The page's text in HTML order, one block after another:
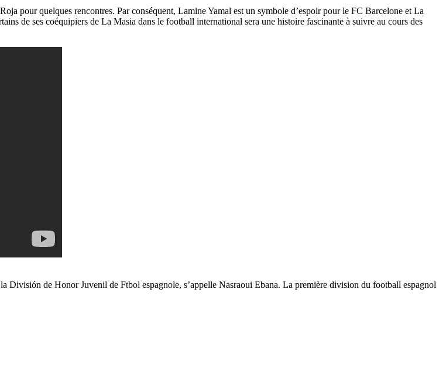
pour quelques rencontres. Par conséquent, Lamine Yamal est un symbole d’espoir pour le FC Barcelone et La
de ses coéquipiers de La Masia dans le football international sera une histoire fascinante à suivre au cours des
de Honor Juvenil de Ftbol espagnole, s’appelle Nasraoui Ebana. La première division du football espagnol